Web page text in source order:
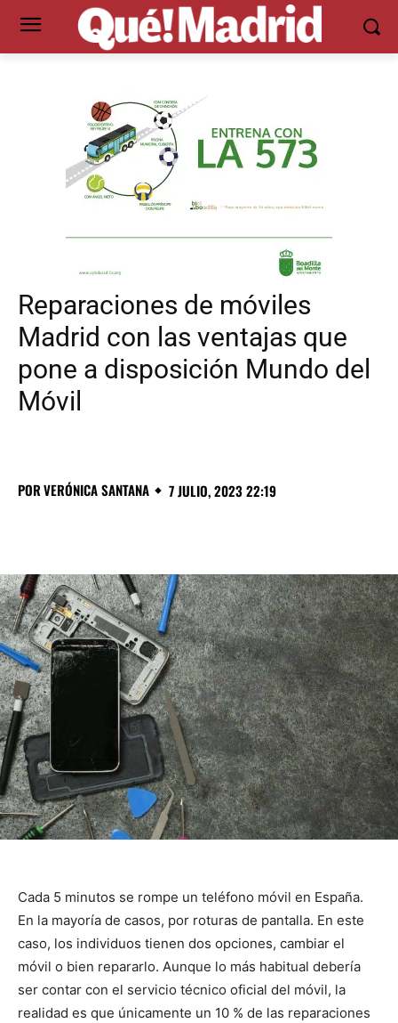
Reparaciones de móviles
Madrid con las ventajas que
pone a disposición Mundo del
Móvil
PORVERÓNICA SANTANA 7 JULIO, 2023 22:19
Cada 5 minutos se rompe un teléfono móvil en España.
En la mayoría de casos, por roturas de pantalla. En este
caso, los individuos tienen dos opciones, cambiar el
móvil o bien repararlo. Aunque lo más habitual debería
ser contar con el servicio técnico oficial del móvil, la
realidad es que únicamente un 10 % de las reparaciones